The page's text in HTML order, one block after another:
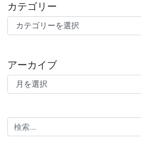
カテゴリー
カテゴリー
アーカイブ
アーカイブ
検索: